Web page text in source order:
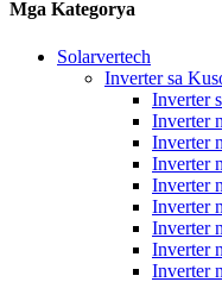
Mga Kategorya
Solarvertech
Inverter sa
Inverter
Inverter
Inverter
Inverter
Inverter
Inverter
Inverter
Inverter
Inverter